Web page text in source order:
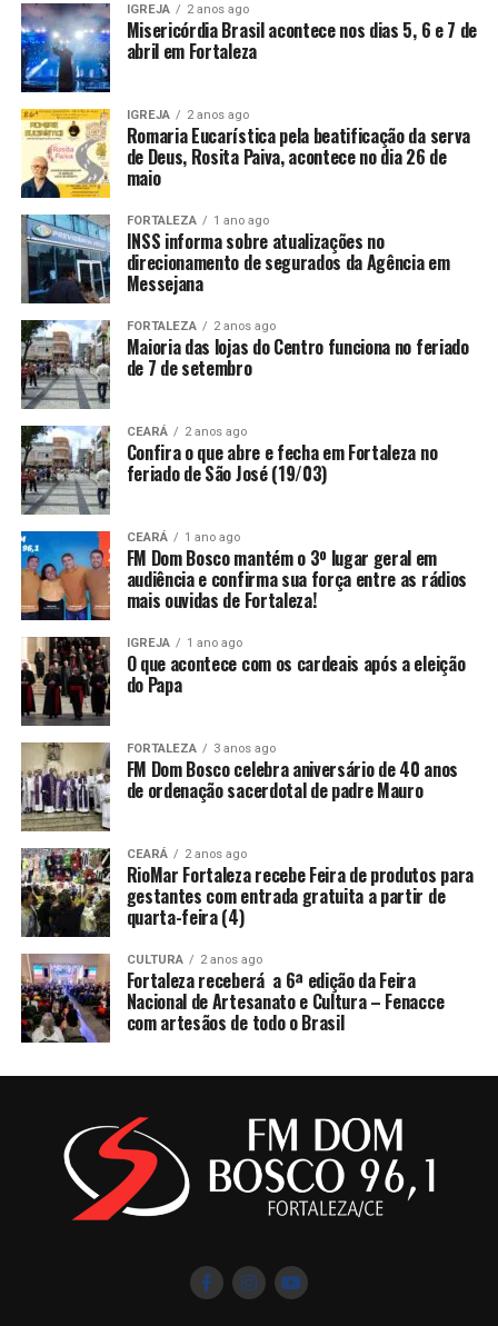
IGREJA 2 anos ago
Misericórdia Brasil acontece nos dias 5, 6 e 7 de
abril em Fortaleza
IGREJA 2 anos ago
Romaria Eucarística pela beatificação da serva
de Deus, Rosita Paiva, acontece no dia 26 de
maio
FORTALEZA 1 ano ago
INSS informa sobre atualizações no
direcionamento de segurados da Agência em
Messejana
FORTALEZA 2 anos ago
Maioria das lojas do Centro funciona no feriado
de 7 de setembro
CEARÁ 2 anos ago
Confira o que abre e fecha em Fortaleza no
feriado de São José (19/03)
CEARÁ 1 ano ago
FM Dom Bosco mantém o 3º lugar geral em
audiência e confirma sua força entre as rádios
mais ouvidas de Fortaleza!
IGREJA 1 ano ago
O que acontece com os cardeais após a eleição
do Papa
FORTALEZA 3 anos ago
FM Dom Bosco celebra aniversário de 40 anos
de ordenação sacerdotal de padre Mauro
CEARÁ 2 anos ago
RioMar Fortaleza recebe Feira de produtos para
gestantes com entrada gratuita a partir de
quarta-feira (4)
CULTURA 2 anos ago
Fortaleza receberá a 6ª edição da Feira
Nacional de Artesanato e Cultura – Fenacce
com artesãos de todo o Brasil